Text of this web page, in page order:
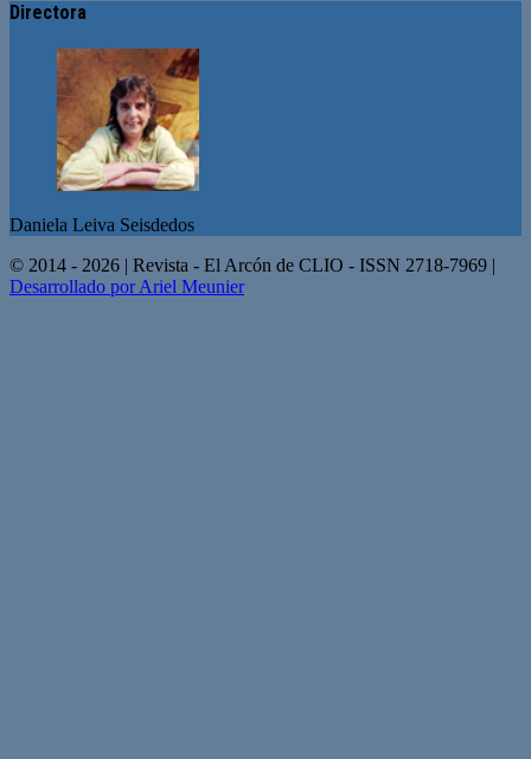
Directora
Daniela Leiva Seisdedos
© 2014 - 2026 | Revista - El Arcón de CLIO - ISSN 2718-7969 |
Desarrollado por Ariel Meunier